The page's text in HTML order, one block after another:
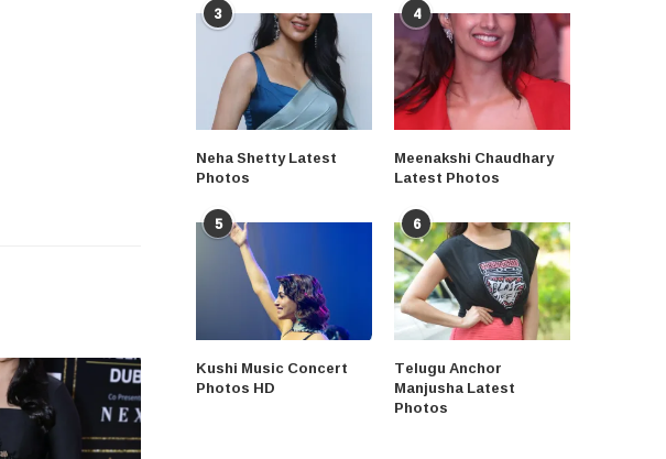
3
Neha Shetty Latest
Photos
4
Meenakshi Chaudhary
Latest Photos
5
Kushi Music Concert
Photos HD
6
Telugu Anchor
Manjusha Latest
Photos